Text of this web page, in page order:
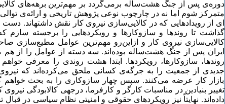
دوره‌­ی پس از جنگ هشت­‌ساله برمی‌­گردد بر مهم‌­ترین برهه‌­های
متمرکز شوم اما نه در چارچوب نوعی پژوهش تاریخی و ارائه‌­ی توالی
ای از رویدادهایی که در کالایی‌­سازی نیروی کار نقش داشته­اند. دست
گذاشت تا روندها و سازوکارها و رویکردهایی را برجسته سازم
کالایی‌­سازی نیروی کار و ازاین‌­رو مهم‌­ترین عوامل مطیع­‌سازی
ایران پس از جنگ هشت‌­ساله بوده‌­اند. سه دسته از عوامل را از هم
روندها، سازوکارها، رویکردها. ابتدا هشت روندی را معرفی
جدیدی از جمعیت را به جرگه‌­ی کسانی ملحق می‌­کرده‌­اند که
بازار کار عرضه می‌­کنند. سپس چهار سازوکاری را به بحث خواهم
تغییر بنیادین در مناسبات کارگر و کارفرما، درجه­ی کالابودگی
داده‌­اند. نهایتاً نیز رویکردهای حقوقی و امنیتی نظام سیاسی در قبال